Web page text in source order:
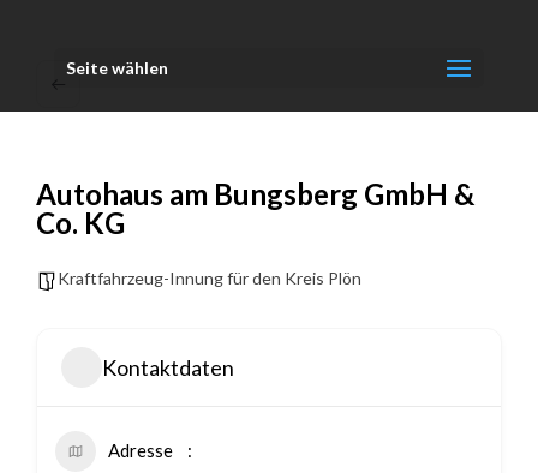
Seite wählen
Autohaus am Bungsberg GmbH &
Co. KG
Kraftfahrzeug-Innung für den Kreis Plön
Kontaktdaten
Adresse